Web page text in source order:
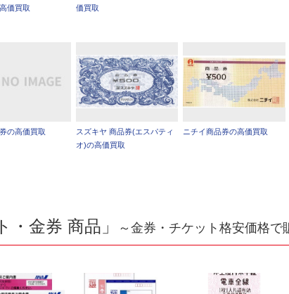
価買取
価買取
の高価買取
スズキヤ 商品券(エスパティ
オ)の高価買取
ニチイ商品券の高価買取
・金券 商品」 ～金券・チケット格安価格で